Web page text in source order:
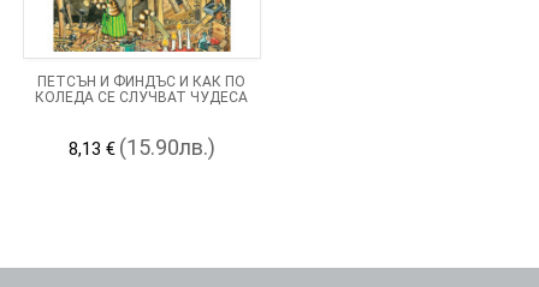
ПЕТСЪН И ФИНДЪС И КАК ПО
КОЛЕДА СЕ СЛУЧВАТ ЧУДЕСА
8,13 € (15.90лв.)